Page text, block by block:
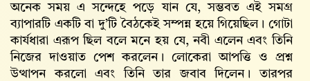
অনেক সময় এ সন্দেহে পড়ে যান যে, সম্ভবত এই সমগ্র
ব্যাপারটি একটি বা দু’টি বৈঠকেই সম্পন্ন হয়ে গিয়েছিল। গোটা
কার্যধারা এরূপ ছিল বলে মনে হয় যে, নবী এলেন এবং তিনি
নিজের দাওয়াত পেশ করলেন। লোকেরা আপত্তি ও প্রশ্ন
উত্থাপন করলো এবং তিনি তার জবাব দিলেন। তারপর